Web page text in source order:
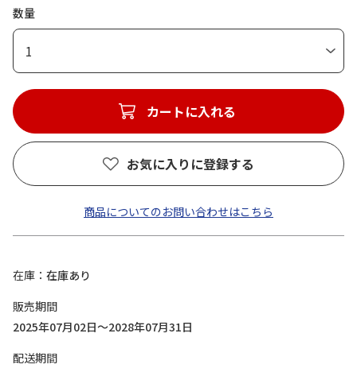
数量
1
カートに入れる
お気に入りに登録する
商品についてのお問い合わせはこちら
在庫
在庫あり
販売期間
2025年07月02日～2028年07月31日
配送期間